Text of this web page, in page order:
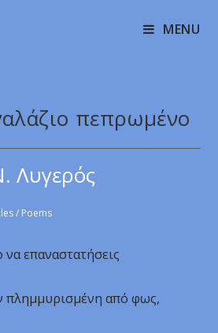
MENU
πεπρωμένο
Λυγερός
/ Poems
επαναστατήσεις
πλημμυρισμένη από φως,